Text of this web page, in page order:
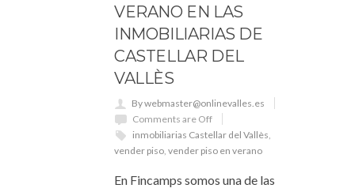
VERANO EN LAS
INMOBILIARIAS DE
CASTELLAR DEL
VALLÈS
By webmaster@onlinevalles.es
Comments are Off
inmobiliarias Castellar del Vallès
vender piso vender piso en verano
En Fincamps somos una de las